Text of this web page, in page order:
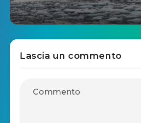
Lascia un commento